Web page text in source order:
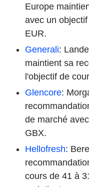
Europe
avec un
EUR.
Generali:
maintient sa
l'objectif de
Glencore:
de marché
GBX.
Hellofresh:
cours de 41 à